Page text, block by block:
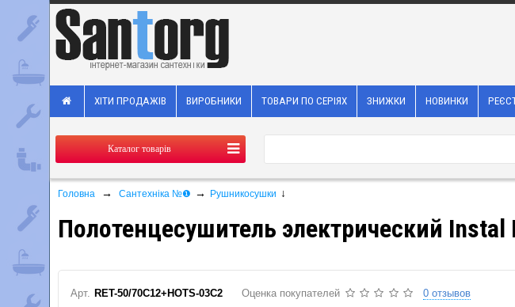
ХІТИ ПРОДАЖІВ ВИРОБНИКИ ТОВАРИ ПО СЕРІЯХ ЗНИЖКИ НОВИНКИ
Каталог товарів
Головна → Сантехніка №❶ → Рушникосушки ↓
Полотенцесушитель электрический
Арт. RET-50/70C12+HOTS-03C2 Оценка покупателей 0 отзывов